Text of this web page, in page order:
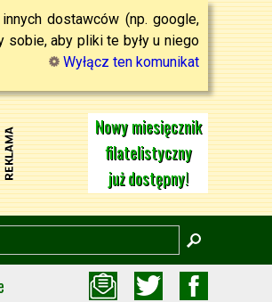
dostawców (np. google,
sobie, aby pliki te były u niego
Wyłącz ten komunikat
Nowy miesięcznik
filatelistyczny
już dostępny!